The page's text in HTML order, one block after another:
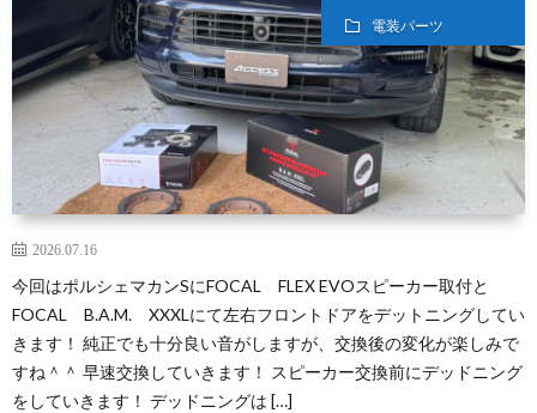
電装パーツ
2026.07.16
今回はポルシェマカンSにFOCAL FLEX EVOスピーカー取付と
FOCAL B.A.M. XXXLにて左右フロントドアをデットニングしてい
きます！ 純正でも十分良い音がしますが、交換後の変化が楽しみで
すね＾＾ 早速交換していきます！ スピーカー交換前にデッドニング
をしていきます！ デッドニングは […]